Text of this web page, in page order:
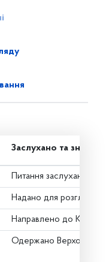
Заслухано та знято з
Питання заслухано
Надано для розгляду
Направлено до
Одержано Верховною